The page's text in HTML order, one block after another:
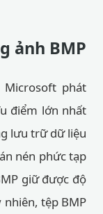
ảnh BMP
phát
điểm lớn nhất
lưu trữ dữ liệu
nén phức tạp
giữ được độ
tệp BMP